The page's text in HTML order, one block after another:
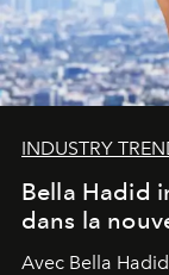
INDUSTRY
Bella Hadid
dans la
Avec Bella